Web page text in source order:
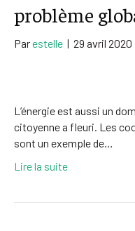
problème
Parestelle | 29 avril 2020
L’énergie est aussi un
citoyenne a fleuri. Les
sont un exemple de…
Lire la suite